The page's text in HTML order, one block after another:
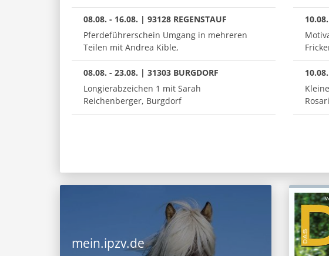
08.08. - 16.08. | 93128 REGENSTAUF
Pferdeführerschein Umgang in mehreren
Teilen mit Andrea Kible,
08.08. - 23.08. | 31303 BURGDORF
Longierabzeichen 1 mit Sarah
Reichenberger, Burgdorf
mein.ipzv.de